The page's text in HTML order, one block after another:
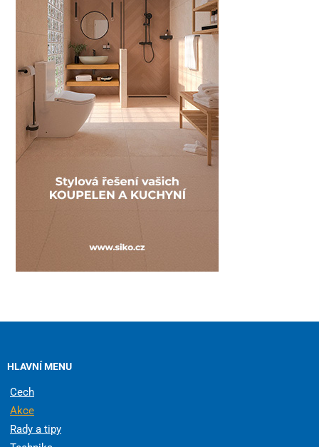
HLAVNÍ MENU
Cech
Akce
Rady a tipy